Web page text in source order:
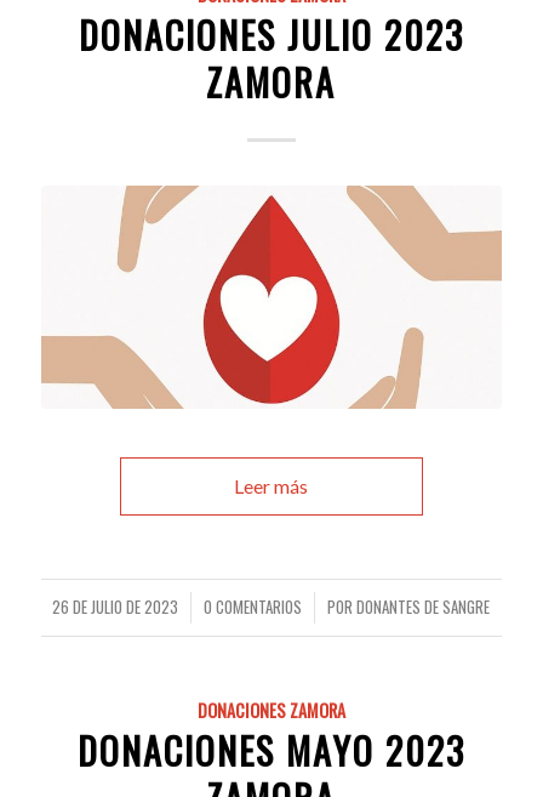
DONACIONES JULIO 2023
ZAMORA
Leer más
26 DE JULIO DE 2023
/ 0 COMENTARIOS
/ PORDONANTES DE SANGRE
DONACIONES ZAMORA
DONACIONES MAYO 2023